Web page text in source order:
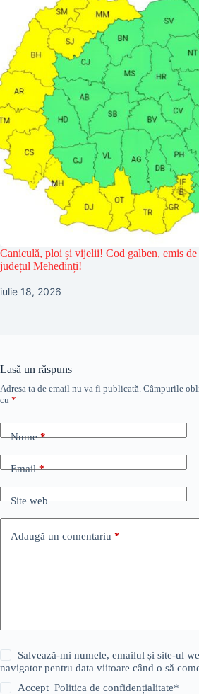
Caniculă, ploi și vijelii! Cod galben, emis de
județul Mehedinți!
iulie 18, 2026
Lasă un răspuns
Adresa ta de email nu va fi publicată. Câmpurile
cu *
Nume*
Email*
Site web
Adaugă un comentariu *
Salvează-mi numele, emailul și site-ul
navigator pentru data viitoare când o să
AcceptPolitica de confidențialitate*